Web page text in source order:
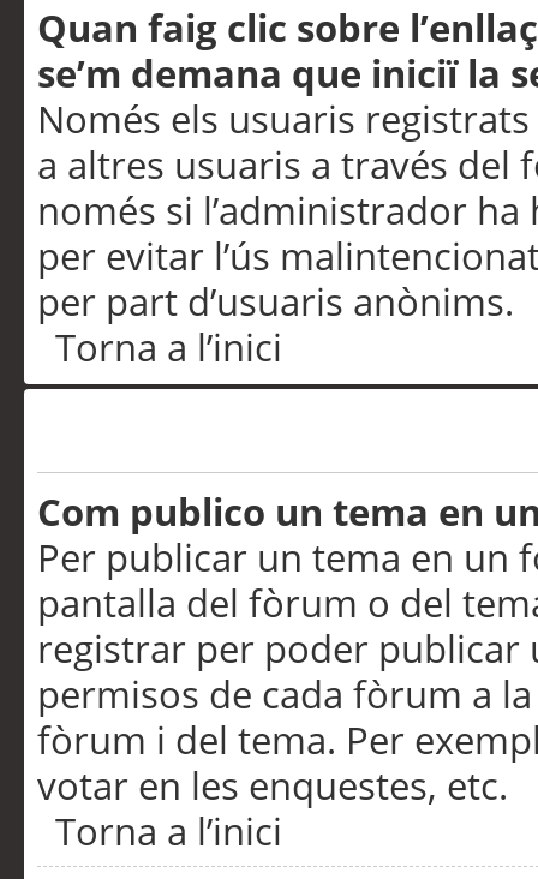
Quan faig clic sobre
se’m demana que iniciï la
Només els usuaris
a altres usuaris a través
només si l’administrador
per evitar l’ús
per part d’usuaris anònims.
Torna a l’inici
Com publico un tema en
Per publicar un tema en un
pantalla del fòrum o del
registrar per poder publicar
permisos de cada fòrum a
fòrum i del tema. Per
votar en les enquestes, etc.
Torna a l’inici